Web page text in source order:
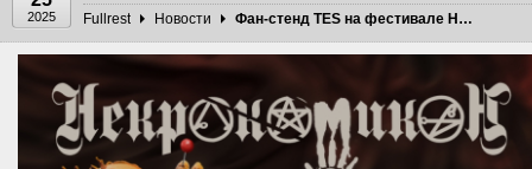
2025 Fullrest Новости Фан-стенд TES на фестивале Некрономиккон